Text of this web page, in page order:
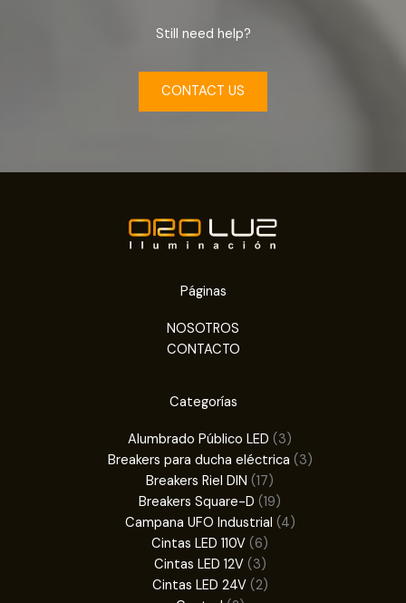
Still need help?
CONTACT US
Páginas
NOSOTROS
CONTACTO
Categorías
Alumbrado Público LED 33
productos
Breakers para ducha eléctrica 33
Breakers Riel DIN 1717
productos
Breakers Square-D 1919
productos
Campana UFO Industrial 44
Cintas LED 110V 66
productos
Cintas LED 12V 33
productos
Cintas LED 24V 22